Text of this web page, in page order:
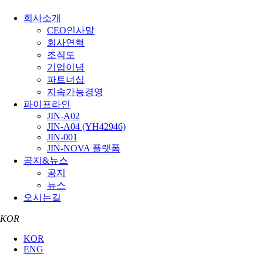
회사소개
CEO인사말
회사연혁
조직도
기업이념
파트너십
지속가능경영
파이프라인
JIN-A02
JIN-A04 (YH42946)
JIN-001
JIN-NOVA 플랫폼
공지&뉴스
공지
뉴스
오시는길
KOR
KOR
ENG